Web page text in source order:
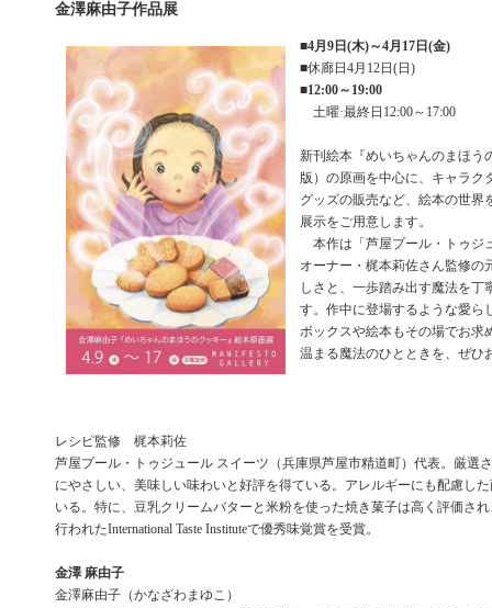
金澤麻由子作品展
■4月9日(木)～4月17日(金)
■休廊日4月12日(日)
■12:00～19:00
土曜·最終日12:00～17:00
新刊絵本『めいちゃんのまほう
版）の原画を中心に、キャラク
グッズの販売など、絵本の世界
展示をご用意します。
本作は「芦屋プール・トゥジ
オーナー・梶本莉佐さん監修の
しさと、一歩踏み出す魔法を丁
す。作中に登場するような愛ら
ボックスや絵本もその場でお求
温まる魔法のひとときを、ぜひ
レシピ監修 梶本莉佐
芦屋プール・トゥジュール スイーツ（兵庫県芦屋市精道町）代表。厳選
にやさしい、美味しい味わいと好評を得ている。アレルギーにも配慮し
いる。特に、豆乳クリームバターと米粉を使った焼き菓子は高く評価さ
行われたInternational Taste Instituteで優秀味覚賞を受賞。
金澤 麻由子
金澤麻由子（かなざわまゆこ）